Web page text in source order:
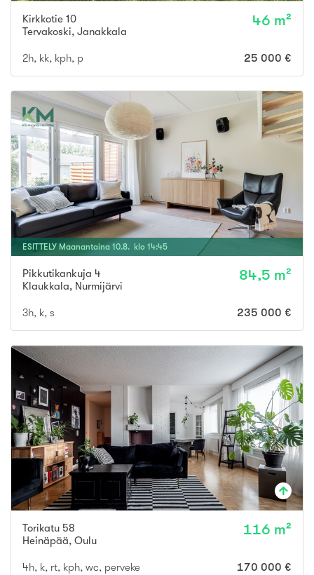
Kirkkotie 10
Tervakoski, Janakkala
46 m²
2h, kk, kph, p 25 000 €
ESITTELY Maanantaina 10.8. klo 14:45
Pikkutikankuja 4
Klaukkala, Nurmijärvi
84,5 m²
3h, k, s 235 000 €
Torikatu 58
Heinäpää, Oulu
116 m²
4h, k, rt, kph, wc, perveke 170 000 €